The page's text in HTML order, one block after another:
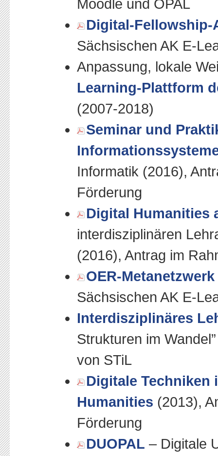
Moodle und OPAL
Digital-Fellowship-
Sächsischen AK E-
Anpassung, lokale
Learning-Plattform
(2007-2018)
Seminar und
Informatik (2016),
Förderung
Digital Humanities
interdisziplinären
(2016), Antrag im
OER-Metanetzwerk
Sächsischen AK E-
Interdisziplinäres
Strukturen im
von STiL
Digitale Techniken
Humanities (2013),
Förderung
DUOPAL – Digitale